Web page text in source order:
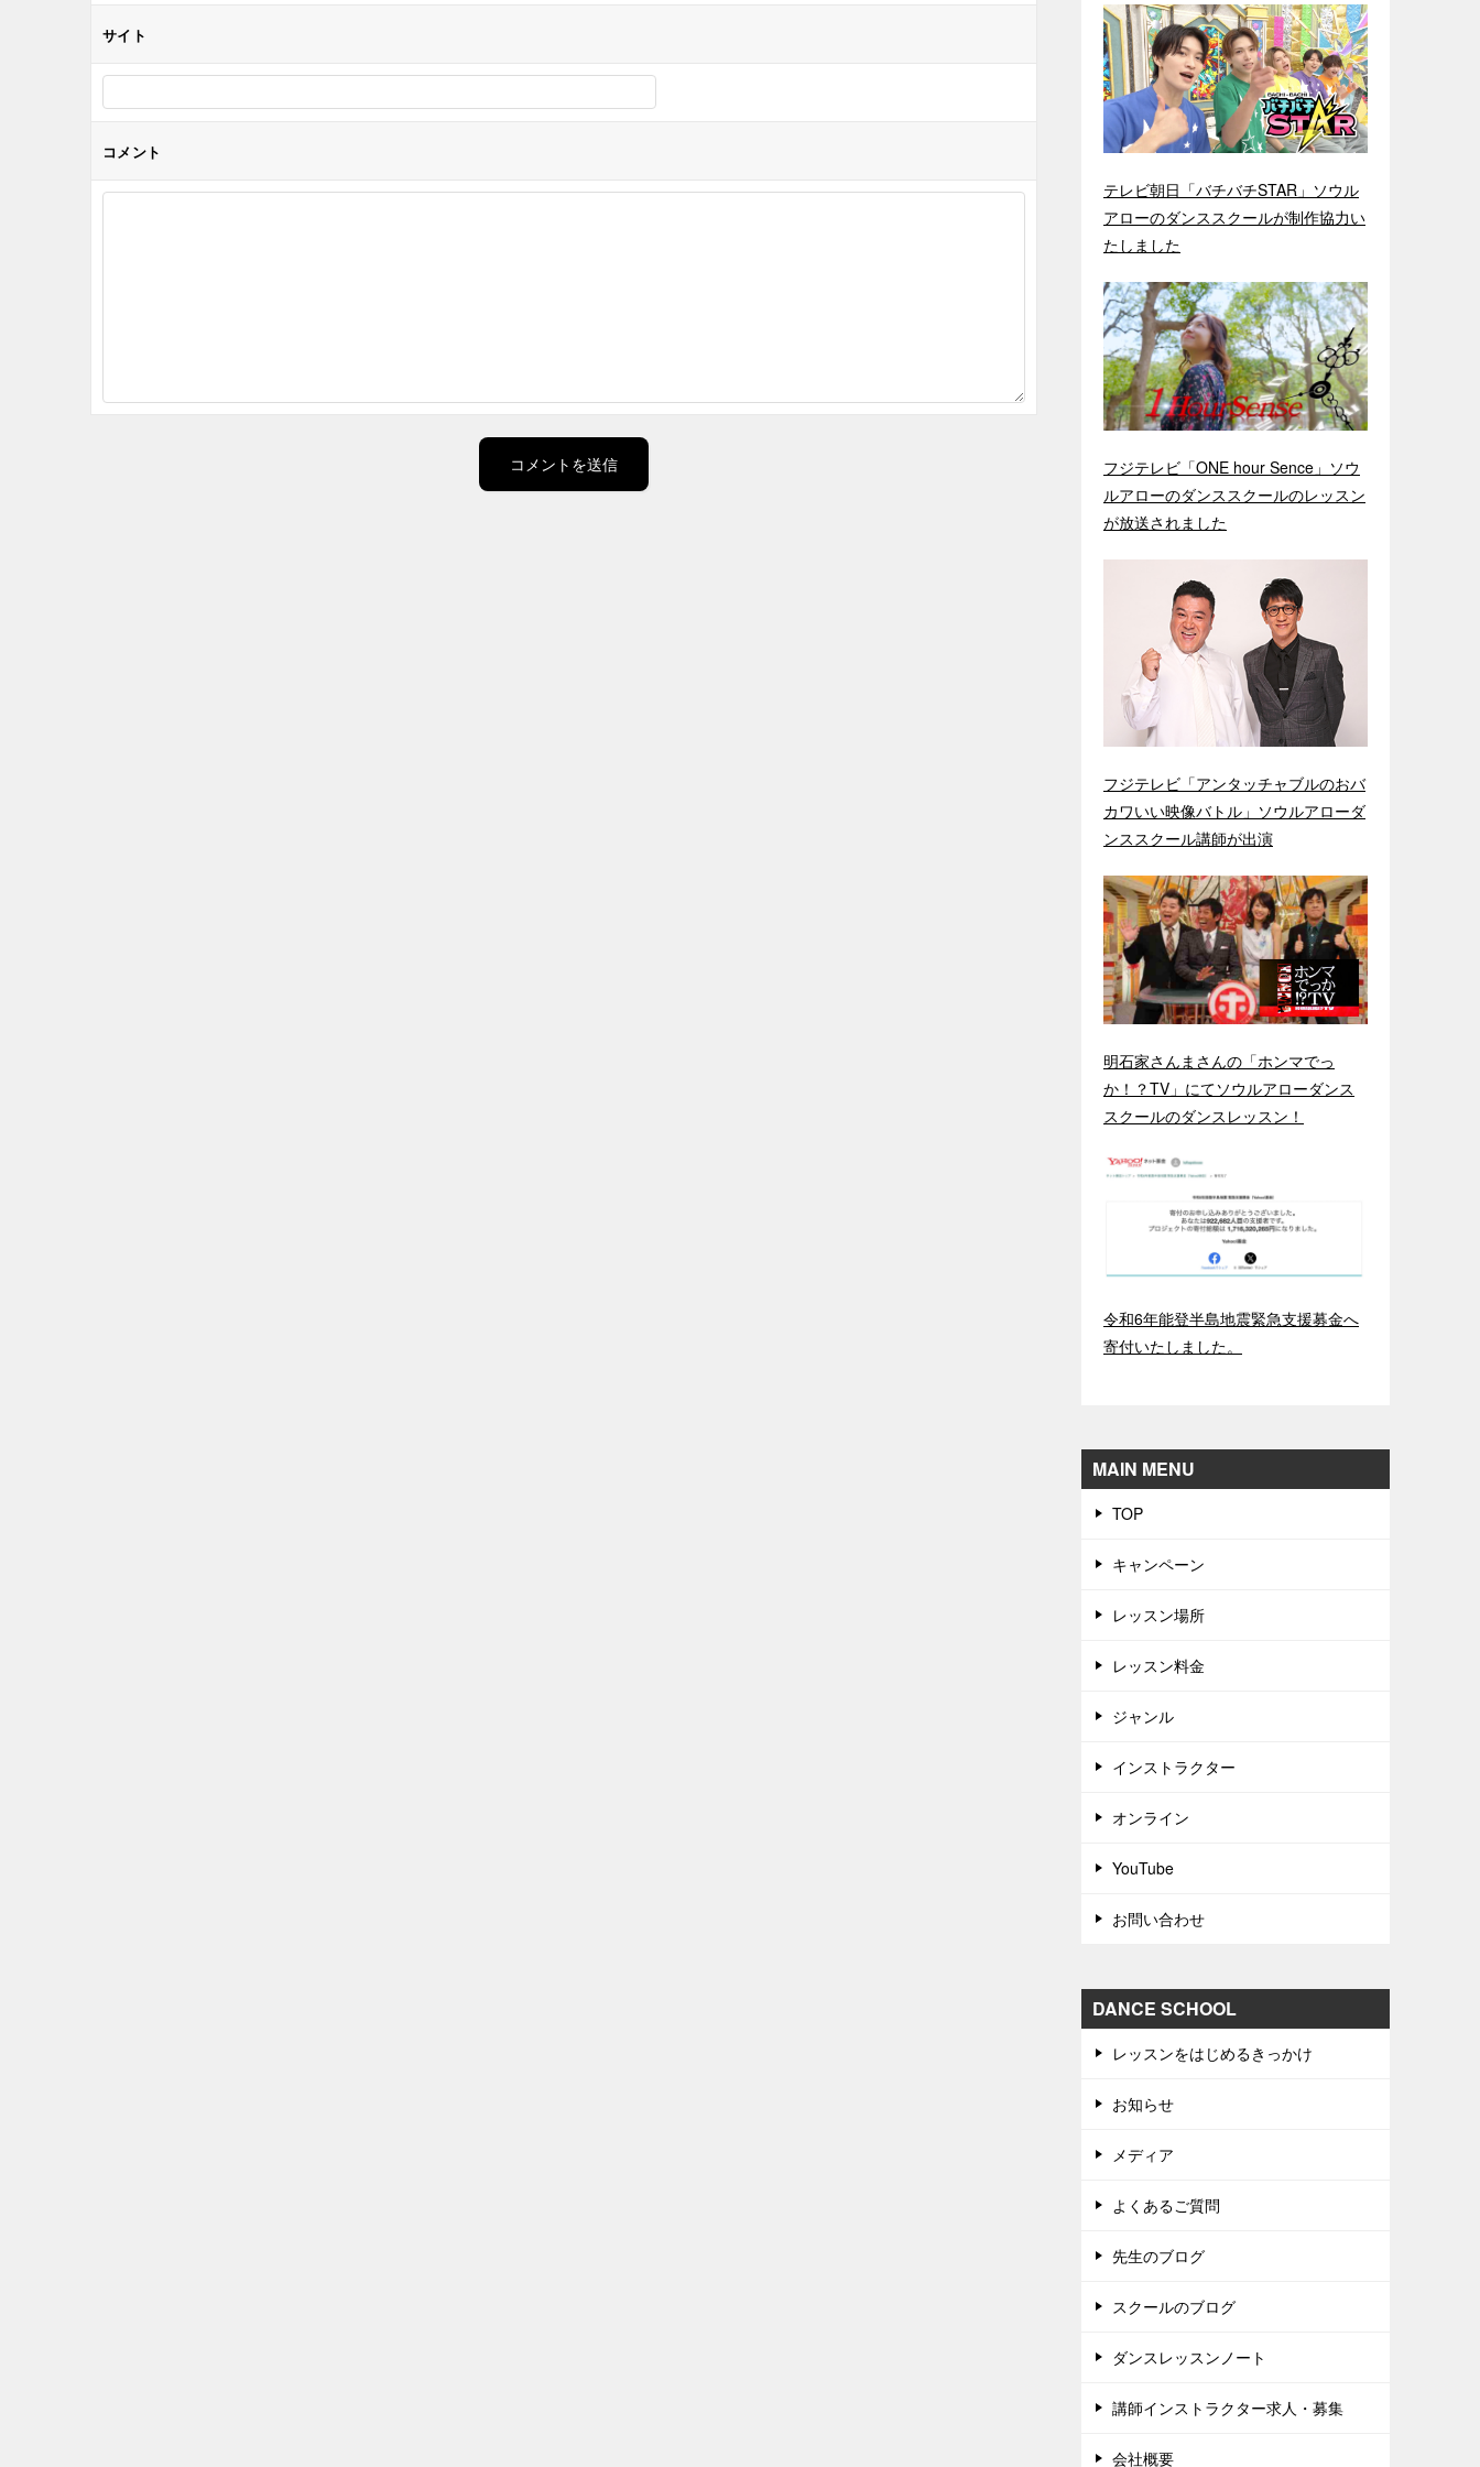
サイト
コメント
テレビ朝日「バチバチSTAR」ソウル
アローのダンススクールが制作協力い
たしました
フジテレビ「ONE hour Sence」ソウ
ルアローのダンススクールのレッスン
が放送されました
フジテレビ「アンタッチャブルのおバ
カワいい映像バトル」ソウルアローダ
ンススクール講師が出演
明石家さんまさんの「ホンマでっ
か！？TV」にてソウルアローダンス
スクールのダンスレッスン！
令和6年能登半島地震緊急支援募金へ
寄付いたしました。
MAIN MENU
TOP
キャンペーン
レッスン場所
レッスン料金
ジャンル
インストラクター
オンライン
YouTube
お問い合わせ
DANCE SCHOOL
レッスンをはじめるきっかけ
お知らせ
メディア
よくあるご質問
先生のブログ
スクールのブログ
ダンスレッスンノート
講師インストラクター求人・募集
会社概要